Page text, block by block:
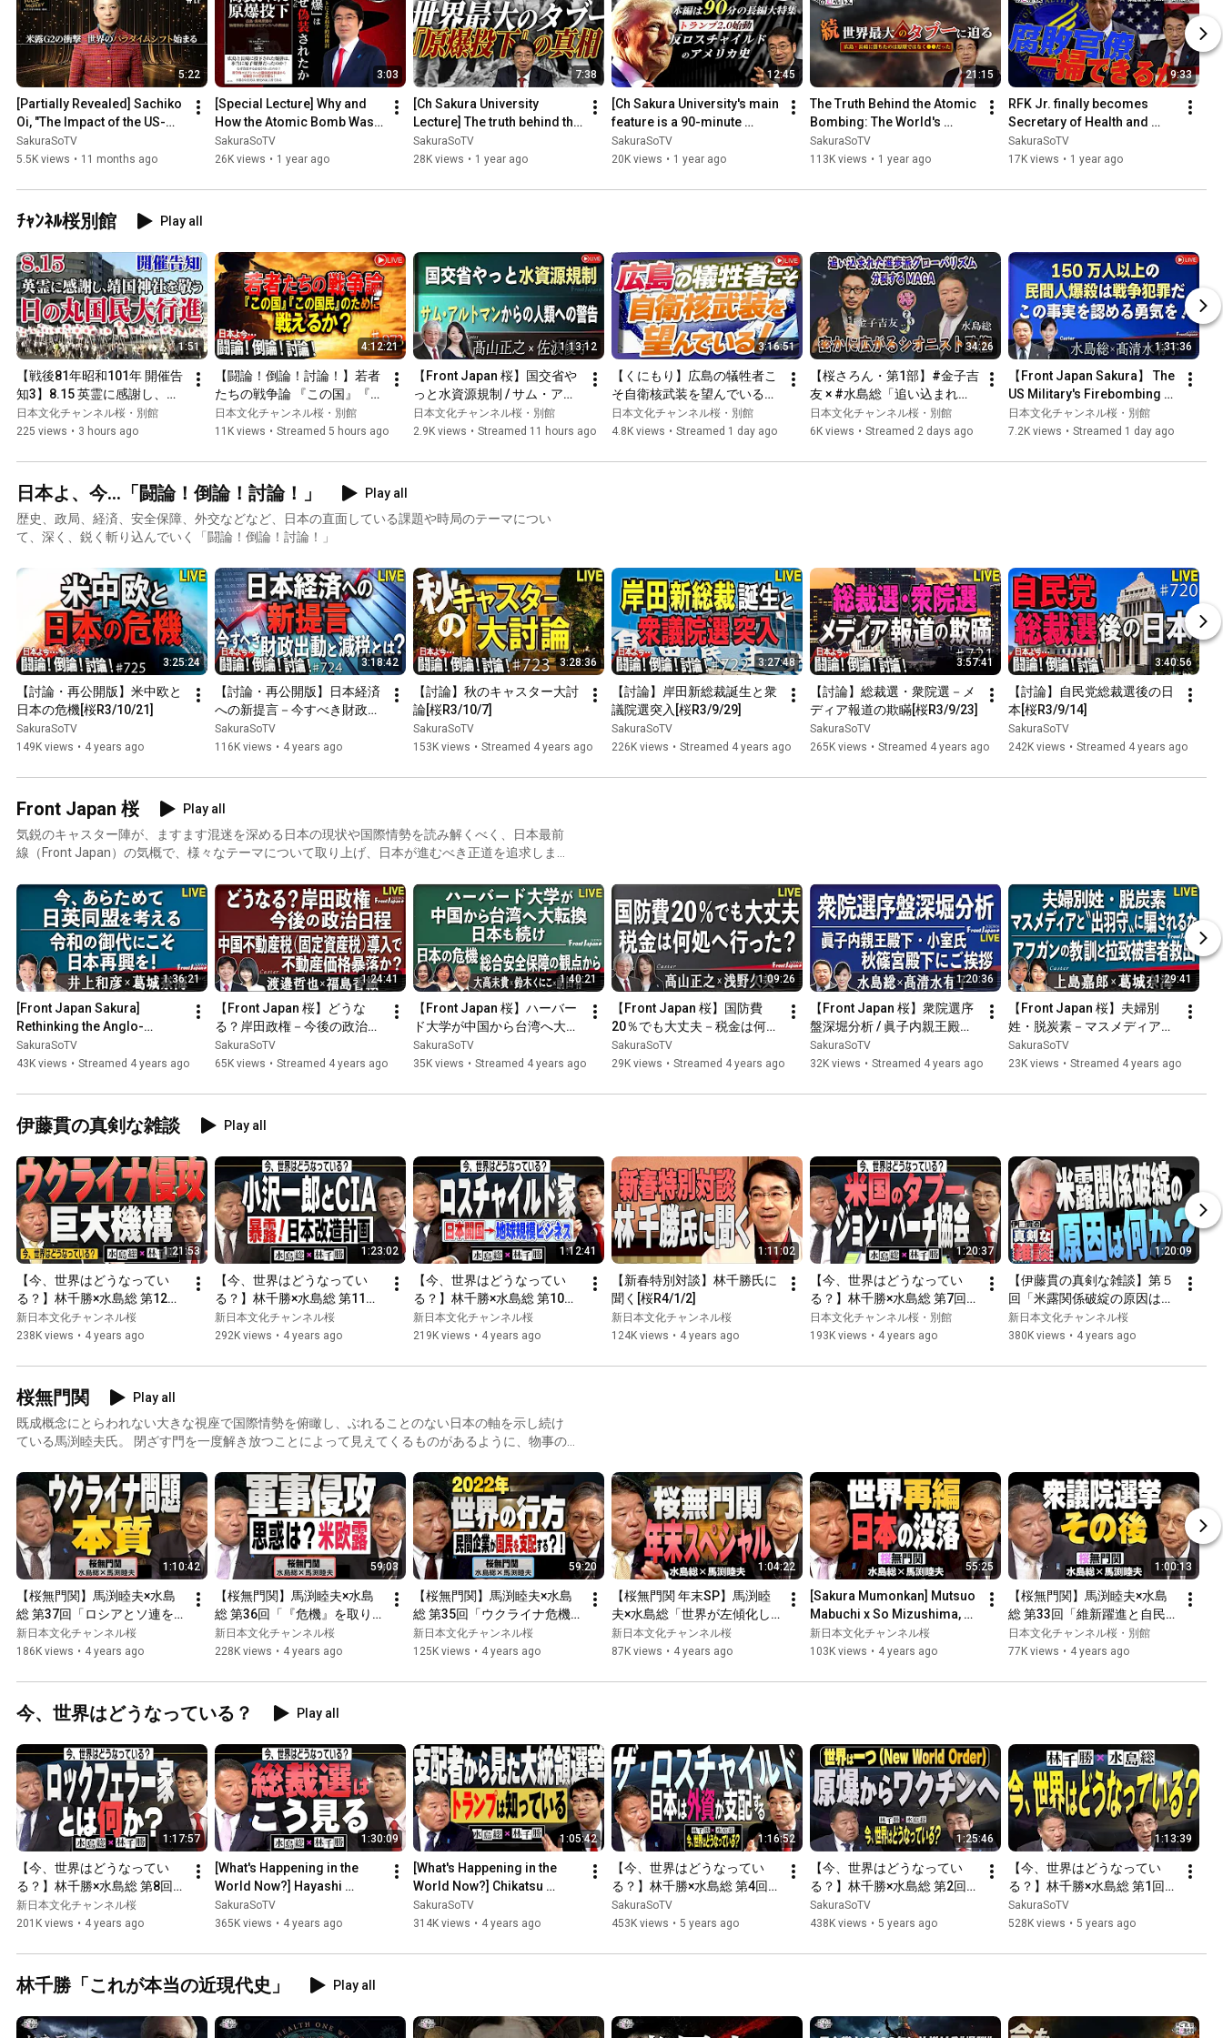
5:22
[Partially Revealed] Sachiko
Oi, "The Impact of the US-
Russia G2: The Beginning of
a Global Parad...
SakuraSoTV
5.5K views • 11 months ago
3:03
[Special Lecture] Why and
How the Atomic Bomb Was
Fake [This is the True
Modern History 193]
SakuraSoTV
26K views • 1 year ago
7:38
[Ch Sakura University
Lecture] The truth behind the
world's biggest taboo, the
atomic bombing 03
SakuraSoTV
28K views • 1 year ago
12:45
[Ch Sakura University's main
feature is a 90-minute
feature] "Trump 2.0
Launches: Anti-Rothschild...
SakuraSoTV
20K views • 1 year ago
21:15
The Truth Behind the Atomic
Bombing: The World's
Greatest Taboo [This is the
True Modern History ...
SakuraSoTV
113K views • 1 year ago
9:33
RFK Jr. finally becomes
Secretary of Health and
Human Services: Can he
wipe out America's
SakuraSoTV
17K views • 1 year ago
ﾁｬﾝﾈﾙ桜別館 Play all
1:51
【戦後81年昭和101年 開催告
知3】8.15 英霊に感謝し、靖
国神社を敬う日の丸国民大行
進[桜R8/8/7]
日本文化チャンネル桜・別館
225 views • 3 hours ago
4:12:21
【闘論！倒論！討論！】若者
たちの戦争論 『この国』『こ
の国民』のために戦えるか？
[桜R8/8/7]
日本文化チャンネル桜・別館
11K views • Streamed 5 hours ago
1:13:12
【Front Japan 桜】国交省や
っと水資源規制 / サム・アル
トマンからの人類への警告[桜
R8/8/7]
日本文化チャンネル桜・別館
2.9K views • Streamed 11 hours ago
3:16:51
【くにもり】広島の犠牲者こ
そ自衛核武装を望んでいる！
[桜R8/8/6]
日本文化チャンネル桜・別館
4.8K views • Streamed 1 day ago
34:26
【桜さろん・第1部】#金子吉
友 × #水島総「追い込まれた
進歩派グローバリズム、分裂
するMAGA、密かに広がるシ
日本文化チャンネル桜・別館
6K views • Streamed 2 days ago
1:31:36
【Front Japan Sakura】 The
US Military's Firebombing
and Killing of Over 1.5
Million Japanese Civil...
日本文化チャンネル桜・別館
7.2K views • Streamed 1 day ago
日本よ、今...「闘論！倒論！討論！」
Play all
歴史、政局、経済、安全保障、外交などなど、日本の直面している課題や時局のテーマについ
て、深く、鋭く斬り込んでいく「闘論！倒論！討論！」
3:25:24
【討論・再公開版】米中欧と
日本の危機[桜R3/10/21]
SakuraSoTV
149K views • 4 years ago
3:18:42
【討論・再公開版】日本経済
への新提言－今すべき財政出
動と減税とは？[桜R3/10/21]
SakuraSoTV
116K views • 4 years ago
3:28:36
【討論】秋のキャスター大討
論[桜R3/10/7]
SakuraSoTV
153K views • Streamed 4 years ago
3:27:48
【討論】岸田新総裁誕生と衆
議院選突入[桜R3/9/29]
SakuraSoTV
226K views • Streamed 4 years ago
3:57:41
【討論】総裁選・衆院選－メ
ディア報道の欺瞞[桜R3/9/23]
SakuraSoTV
265K views • Streamed 4 years ago
3:40:56
【討論】自民党総裁選後の日
本[桜R3/9/14]
SakuraSoTV
242K views • Streamed 4 years ago
Front Japan 桜
Play all
気鋭のキャスター陣が、ますます混迷を深める日本の現状や国際情勢を読み解くべく、日本最前
線（Front Japan）の気概で、様々なテーマについて取り上げ、日本が進むべき正道を追求しま
1:36:21
[Front Japan Sakura]
Rethinking the Anglo-
Japanese Alliance Today /
Reviving Japan in the Reiwa
SakuraSoTV
43K views • Streamed 4 years ago
1:24:41
【Front Japan 桜】どうな
る？岸田政権－今後の政治日
程 / 中国不動産税（固定資産
税）導入で不動産価格暴落
SakuraSoTV
65K views • Streamed 4 years ago
1:40:21
【Front Japan 桜】ハーバー
ド大学が中国から台湾へ大転
換　日本も続け / 日本の危
機：総合安全保障の観点から
ィン、2人死傷事故の衝撃[桜
SakuraSoTV
35K views • Streamed 4 years ago
1:09:26
【Front Japan 桜】国防費
20％でも大丈夫－税金は何処
へ行った？ / 髙山＆浅野のニ
ュースピックアップ[桜
SakuraSoTV
29K views • Streamed 4 years ago
1:20:36
【Front Japan 桜】衆院選序
盤深堀分析 / 眞子内親王殿
下・小室氏 秋篠宮殿下にご挨
拶[桜R3/10/21]
SakuraSoTV
32K views • Streamed 4 years ago
1:29:41
【Front Japan 桜】夫婦別
姓・脱炭素－マスメディアと
〝出羽守〟に騙されるな / ア
フガンの教訓と拉致被害者救
SakuraSoTV
23K views • Streamed 4 years ago
伊藤貫の真剣な雑談 Play all
1:21:53
【今、世界はどうなってい
る？】林千勝×水島総 第12回
「世界の公衆衛生に続き“新
世界秩序”への生贄とされた
[桜R4/3/19]
新日本文化チャンネル桜
238K views • 4 years ago
1:23:02
【今、世界はどうなってい
る？】林千勝×水島総 第11回
「警世と買弁、『新世界秩
序』の遣り口が記された３つ
新日本文化チャンネル桜
292K views • 4 years ago
1:12:41
【今、世界はどうなってい
る？】林千勝×水島総 第10回
「アメリカを動かし、日本開
国に奔走した金融帝国の代理
新日本文化チャンネル桜
219K views • 4 years ago
1:11:02
【新春特別対談】林千勝氏に
聞く[桜R4/1/2]
新日本文化チャンネル桜
124K views • 4 years ago
1:20:37
【今、世界はどうなってい
る？】林千勝×水島総 第7回
「アンチ・グローバリズム勢
力の草の根組織、ジョン・バ
R3/10/16]
日本文化チャンネル桜・別館
193K views • 4 years ago
1:20:09
【伊藤貫の真剣な雑談】第５
回「米露関係破綻の原因は何
か？」[桜R4/3/31]
新日本文化チャンネル桜
380K views • 4 years ago
桜無門関
Play all
既成概念にとらわれない大きな視座で国際情勢を俯瞰し、ぶれることのない日本の軸を示し続け
ている馬渕睦夫氏。 閉ざす門を一度解き放つことによって見えてくるものがあるように、物事の
1:10:42
【桜無門関】馬渕睦夫×水島
総 第37回「ロシアとソ連を
同一視する人々の限界、ウク
ライナの命運は天然ガス利権
[桜R4/3/31]
新日本文化チャンネル桜
186K views • 4 years ago
59:03
【桜無門関】馬渕睦夫×水島
総 第36回「『危機』を取り
巻く諸勢力～ネオコンに進駐
されたウクライナ、トルコで
になるバイデンと習近平」[桜
R4/2/24]
新日本文化チャンネル桜
228K views • 4 years ago
59:20
【桜無門関】馬渕睦夫×水島
総 第35回「ウクライナ危機
は国家と戦争の民営化演習？
ポリコレ全体主義に支配され
[桜R4/1/27]
新日本文化チャンネル桜
125K views • 4 years ago
1:04:22
【桜無門関 年末SP】馬渕睦
夫×水島総「世界が左傾化し
偽善が蔓延った令和３年～ト
ランプの退陣と歪められたロ
新日本文化チャンネル桜
87K views • 4 years ago
55:25
[Sakura Mumonkan] Mutsuo
Mabuchi x So Mizushima,
No. 34 "The trend of
'revolution' that even Puti...
新日本文化チャンネル桜
103K views • 4 years ago
1:00:13
【桜無門関】馬渕睦夫×水島
総 第33回「維新躍進と自民
党親中人事への危惧、それを
見たロシアは...」[桜R3/11/4]
日本文化チャンネル桜・別館
77K views • 4 years ago
今、世界はどうなっている？ Play all
1:17:57
【今、世界はどうなってい
る？】林千勝×水島総 第8回
「もう一つの帝国、ロックフ
ェラーの歴史と力 / 日本的で
わった『新しい資本主義』」
[桜R3/11/20]
新日本文化チャンネル桜
201K views • 4 years ago
1:30:09
[What's Happening in the
World Now?] Hayashi
Chikatsu x Mizushima So,
Part 6: "USA, China, or the...
SakuraSoTV
365K views • 4 years ago
1:05:42
[What's Happening in the
World Now?] Chikatsu
Hayashi x So Mizushima,
Episode 5: "Trump's
SakuraSoTV
314K views • 4 years ago
1:16:52
【今、世界はどうなってい
る？】林千勝×水島総 第4回
「ユダヤが駆使する世界的プ
ロパガンダツール～映画、ノ
[桜R3/7/17]
SakuraSoTV
453K views • 5 years ago
1:25:46
【今、世界はどうなってい
る？】林千勝×水島総 第2回
「日本国総理大臣の雇い主、
ロスチャイルド家の戦争と環
R3/5/15]
SakuraSoTV
438K views • 5 years ago
1:13:39
【今、世界はどうなってい
る？】林千勝×水島総 第1回
「民族無き世界を目指す２つ
のグローバリズム～ロスチャ
の繋がり」[桜R3/4/17]
SakuraSoTV
528K views • 5 years ago
林千勝「これが本当の近現代史」 Play all